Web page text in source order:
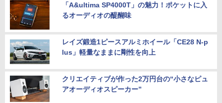
「A&ultima SP4000T」の魅力！ポケットに入
るオーディオの醍醐味
レイズ鍛造1ピースアルミホイール「CE28 N-p
lus」軽量なままに剛性を向上
クリエイティブが作った2万円台の“小さなピュ
アオーディオスピーカー”